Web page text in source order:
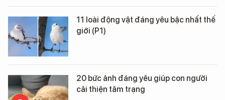
11 loài động vật đáng yêu bậc nhất thế
giới (P1)
20 bức ảnh đáng yêu giúp con người
cải thiện tâm trạng